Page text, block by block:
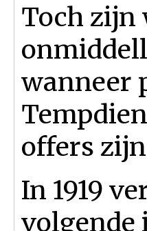
Toch zijn
wanneer
offers
In 1919
volgende